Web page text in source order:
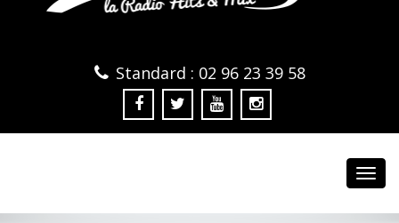
Standard : 02 96 23 39 58